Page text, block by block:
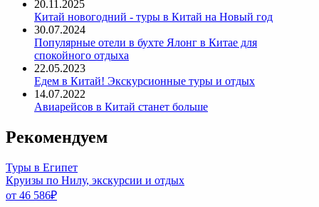
20.11.2025
Китай новогодний - туры в Китай на Новый год
30.07.2024
Популярные отели в бухте Ялонг в Китае для
спокойного отдыха
22.05.2023
Едем в Китай! Экскурсионные туры и отдых
14.07.2022
Авиарейсов в Китай станет больше
Рекомендуем
Туры в Египет
Круизы по Нилу, экскурсии и отдых
от 46 586₽